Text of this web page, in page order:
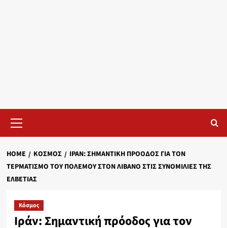
Menu
HOME ΚΌΣΜΟΣ
ΙΡΆΝ: ΣΗΜΑΝΤΙΚΉ ΠΡΌΟΔΟΣ ΓΙΑ ΤΟΝ
ΤΕΡΜΑΤΙΣΜΌ ΤΟΥ ΠΟΛΈΜΟΥ ΣΤΟΝ ΛΊΒΑΝΟ ΣΤΙΣ ΣΥΝΟΜΙΛΊΕΣ ΤΗΣ
ΕΛΒΕΤΊΑΣ
Κόσμος
Ιράν: Σημαντική πρόοδος για τον